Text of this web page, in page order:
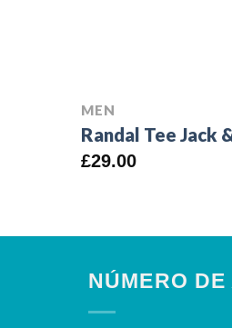
MEN
Randal Tee Jack
£29.00
NÚMERO